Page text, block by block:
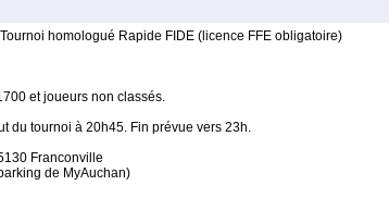
homologué Rapide FIDE (licence FFE obligatoire)
et joueurs non classés.
du tournoi à 20h45. Fin prévue vers 23h.
Franconville
de MyAuchan)